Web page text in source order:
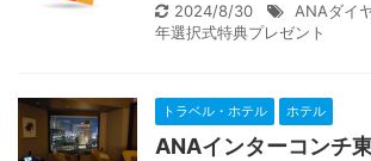
2024/8/30
ANAダイ
年選択式特典プレゼント
トラベル・ホテル ホテル
ANAインターコンチ